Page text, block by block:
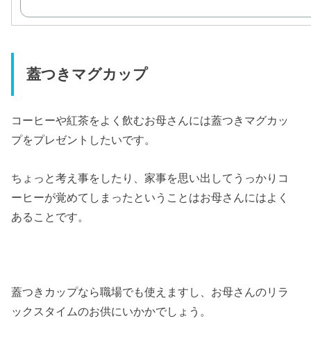
蓋つきマグカップ
コーヒーや紅茶をよく飲むお母さんには蓋つきマグカッ
プをプレゼントしたいです。
ちょっと考え事をしたり、家事を思い出してうっかりコ
ーヒーが覚めてしまったということはお母さんにはよく
あることです。
蓋つきカップなら職場でも使えますし、お母さんのリラ
ックスタイムのお供にいかかでしょう。